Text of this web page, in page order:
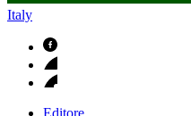
Italy
Editore